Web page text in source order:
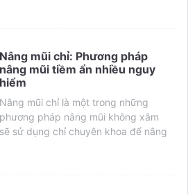
Nâng mũi chỉ: Phương pháp
nâng mũi tiềm ẩn nhiều nguy
hiểm
Nâng mũi chỉ là một trong những
phương pháp nâng mũi không xâm
sử dụng chỉ chuyên khoa để nâng